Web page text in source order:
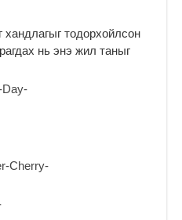
хандлагыг тодорхойлсон
нь энэ жил таныг